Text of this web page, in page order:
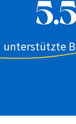
unterstützte